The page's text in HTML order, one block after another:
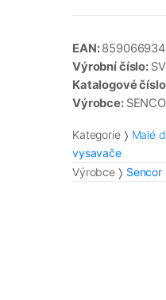
EAN:
Výrobní číslo:
Katalogové
Výrobce:
Kategorie Malé
vysavače
Výrobce
Sencor